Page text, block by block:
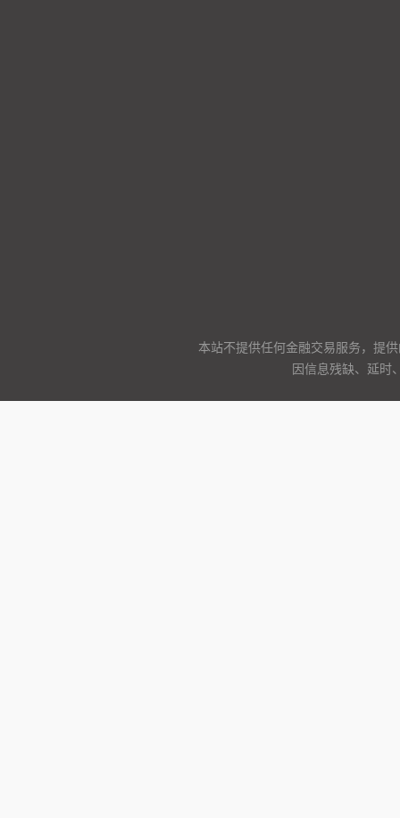
本站不提供任何金融交易服务，提
因信息残缺、延时